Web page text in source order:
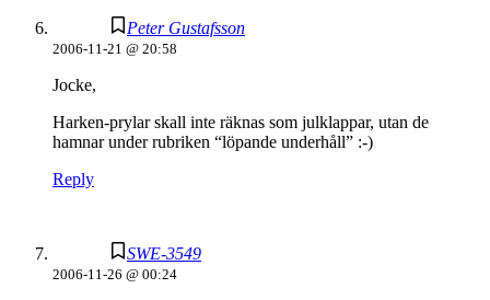
Peter Gustafsson
2006-11-21 @ 20:58
Jocke,
Harken-prylar skall inte räknas som julklappar, utan de
hamnar under rubriken “löpande underhåll” :-)
Reply
SWE-3549
2006-11-26 @ 00:24